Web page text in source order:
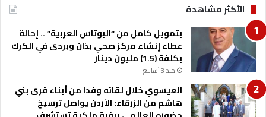
و
ن
م
اً
ة
ل
ل
ا
ق
ا
ت
ا
الأكثر مشاهدة
بتمويل كامل من “البوتاس العربية” .. إحالة
عطاء إنشاء مركز صحي بذان وبردى في الكرك
بكلفة (1.5) مليون دينار
منذ 3 أسابيع
العيسوي خلال لقائه وفدا من أبناء قرى بني
هاشم من الزرقاء: الأردن يواصل ترسيخ